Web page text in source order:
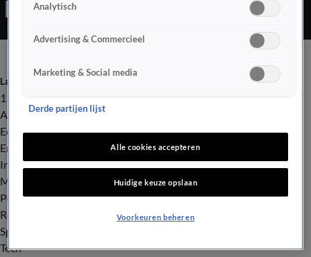
een extra zwemkaartje gratis krijgen. Met deze actie wil de stad
krijgen.
Laatste nieuws
112
Advies & Tips
Economie
Entertainment
Infrastructuur
Milieu en Gezondheid
Politiek
Royalty
Sport
Tech
Analytisch
Advertising & Commercieel
Marketing & Social media
Derde partijen lijst
Alle cookies accepteren
Huidige keuze opslaan
Voorkeuren beheren